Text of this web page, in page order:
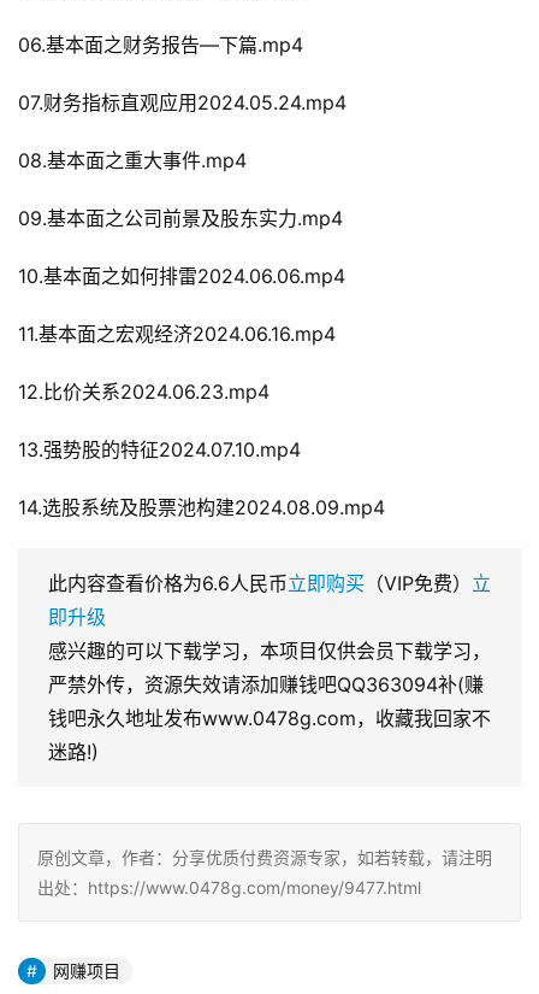
06.基本面之财务报告—下篇.mp4
07.财务指标直观应用2024.05.24.mp4
08.基本面之重大事件.mp4
09.基本面之公司前景及股东实力.mp4
10.基本面之如何排雷2024.06.06.mp4
11.基本面之宏观经济2024.06.16.mp4
12.比价关系2024.06.23.mp4
13.强势股的特征2024.07.10.mp4
14.选股系统及股票池构建2024.08.09.mp4
此内容查看价格为6.6人民币立即购买 （VIP免费） 立
即升级
感兴趣的可以下载学习，本项目仅供会员下载学习，
严禁外传，资源失效请添加赚钱吧QQ363094补(赚
钱吧永久地址发布www.0478g.com，收藏我回家不
迷路!)
原创文章，作者：分享优质付费资源专家，如若转载，请注明
出处：https://www.0478g.com/money/9477.html
网赚项目